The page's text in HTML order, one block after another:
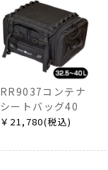
RR9037コンテナ
シートバッグ40
￥21,780(税込)